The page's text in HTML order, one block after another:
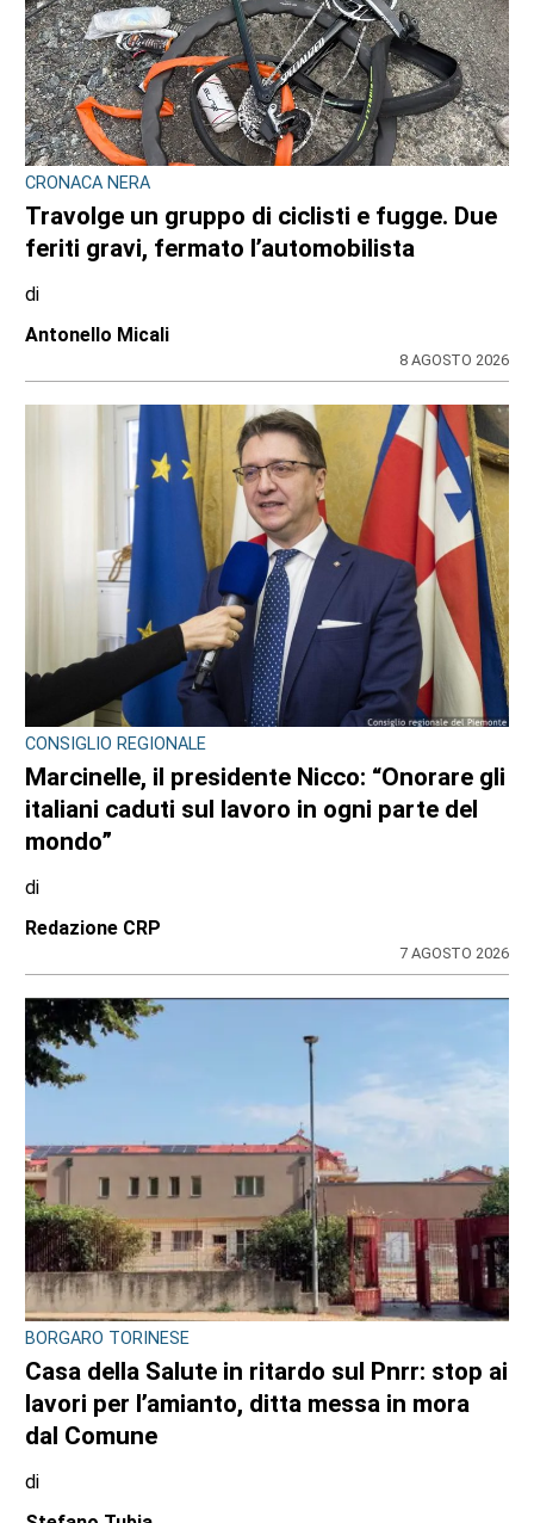
BANDO REGIONALE PER IL 2026-2027
Nidi comunali in Piemonte: i Comuni
beneficiari di 1,5 milioni per ampliare gli
di
Redazione
8 AGOSTO 2026
ULTIME NOTIZIE
TURISTI IN CARROZZA
Il 9 e il 23 agosto torna il treno storico
Torino-Ceres
di
Gloria Rossatto
8 AGOSTO 2026
VIABILITÀ E TRASPORTI NEL TORINESE
Metropolitana di Torino chiusa il 9 agosto: